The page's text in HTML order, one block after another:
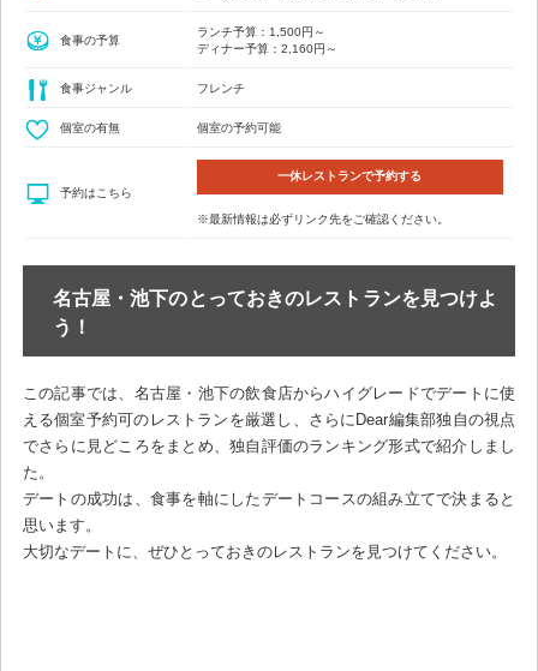
食事の予算
ランチ予算：1,500円～
ディナー予算：2,160円～
食事ジャンル フレンチ
個室の有無 個室の予約可能
予約はこちら
一休レストランで予約する
※最新情報は必ずリンク先をご確認ください。
名古屋・池下のとっておきのレストランを見つけよ
う！
この記事では、名古屋・池下の飲食店からハイグレードでデートに使
える個室予約可のレストランを厳選し、さらにDear編集部独自の視点
でさらに見どころをまとめ、独自評価のランキング形式で紹介しまし
た。
デートの成功は、食事を軸にしたデートコースの組み立てで決まると
思います。
大切なデートに、ぜひとっておきのレストランを見つけてください。